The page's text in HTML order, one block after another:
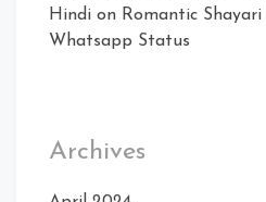
Hindi on Romantic
Whatsapp Status
Archives